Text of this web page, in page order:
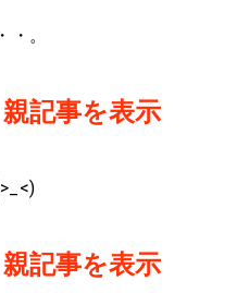
。
親記事を表示
親記事を表示